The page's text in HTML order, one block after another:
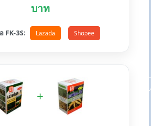
บาท
FK-3S: Lazada Shopee
+